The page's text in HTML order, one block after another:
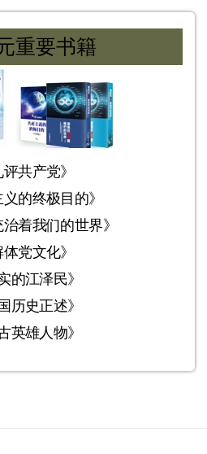
重要书籍
评共产党》
义的终极目的》
治着我们的世界》
体党文化》
的江泽民》
历史正述》
英雄人物》